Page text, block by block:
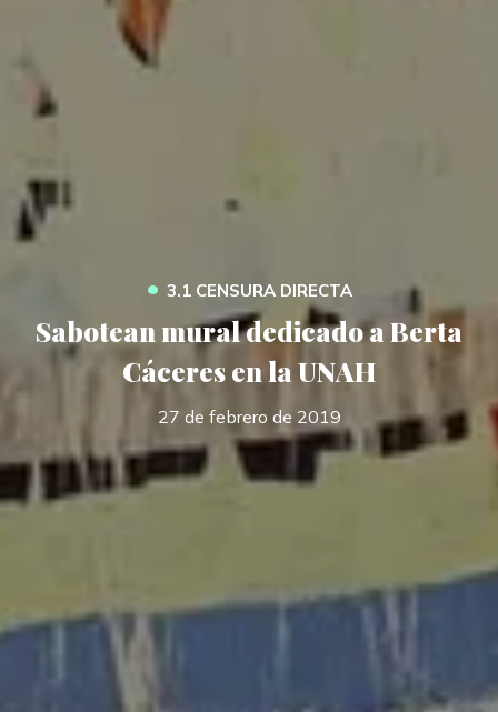
• 3.1 CENSURA DIRECTA
Sabotean mural dedicado a Berta
Cáceres en la UNAH
27 de febrero de 2019